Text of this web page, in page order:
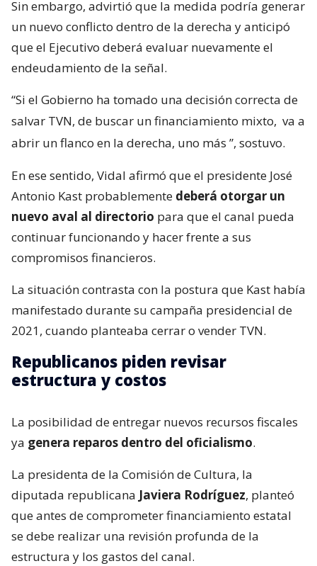
Sin embargo, advirtió que la medida podría generar
un nuevo conflicto dentro de la derecha y anticipó
que el Ejecutivo deberá evaluar nuevamente el
endeudamiento de la señal.
“Si el Gobierno ha tomado una decisión correcta de
salvar TVN, de buscar un financiamiento mixto, va a
abrir un flanco en la derecha, uno más ”, sostuvo.
En ese sentido, Vidal afirmó que el presidente José
Antonio Kast probablemente deberá otorgar un
nuevo aval al directorio para que el canal pueda
continuar funcionando y hacer frente a sus
compromisos financieros.
La situación contrasta con la postura que Kast había
manifestado durante su campaña presidencial de
2021, cuando planteaba cerrar o vender TVN.
Republicanos piden revisar
estructura y costos
La posibilidad de entregar nuevos recursos fiscales
ya genera reparos dentro del oficialismo.
La presidenta de la Comisión de Cultura, la
diputada republicana Javiera Rodríguez, planteó
que antes de comprometer financiamiento estatal
se debe realizar una revisión profunda de la
estructura y los gastos del canal.